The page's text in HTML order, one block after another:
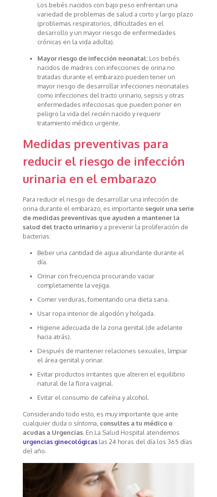
Los bebés nacidos con bajo peso enfrentan una
variedad de problemas de salud a corto y largo plazo
(problemas respiratorios, dificultades en el
desarrollo y un mayor riesgo de enfermedades
crónicas en la vida adulta).
Mayor riesgo de infección neonatal:Los bebés
nacidos de madres con infecciones de orina no
tratadas durante el embarazo pueden tener un
mayor riesgo de desarrollar infecciones neonatales
como infecciones del tracto urinario, sepsis y otras
enfermedades infecciosas que pueden poner en
peligro la vida del recién nacido y requerir
tratamiento médico urgente.
Medidas preventivas para
reducir el riesgo de infección
urinaria en el embarazo
Para reducir el riesgo de desarrollar una infección de
orina durante el embarazo, es importante seguir una serie
de medidas preventivas que ayuden a mantener la
salud del tracto urinarioy a prevenir la proliferación de
bacterias:
Beber una cantidad de agua abundante durante el
día.
Orinar con frecuencia procurando vaciar
completamente la vejiga.
Comer verduras, fomentando una dieta sana.
Usar ropa interior de algodón y holgada.
Higiene adecuada de la zona genital (de adelante
hacia atrás).
Después de mantener relaciones sexuales, limpiar
el área genital y orinar.
Evitar productos irritantes que alteren el equilibrio
natural de la flora vaginal.
Evitar el consumo de cafeína y alcohol.
Considerando todo esto, es muy importante que ante
cualquier duda o síntoma, consultes a tu médico o
acudas a Urgencias. En La Salud Hospital atendemos
urgencias ginecológicaslas 24 horas del día los 365 días
del año.